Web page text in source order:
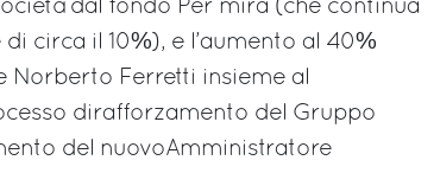
dal fondo Per mira (che continua
circa il 10%), e l’aumento al 40%
Norberto Ferretti insieme al
dirafforzamento del Gruppo
del nuovoAmministratore